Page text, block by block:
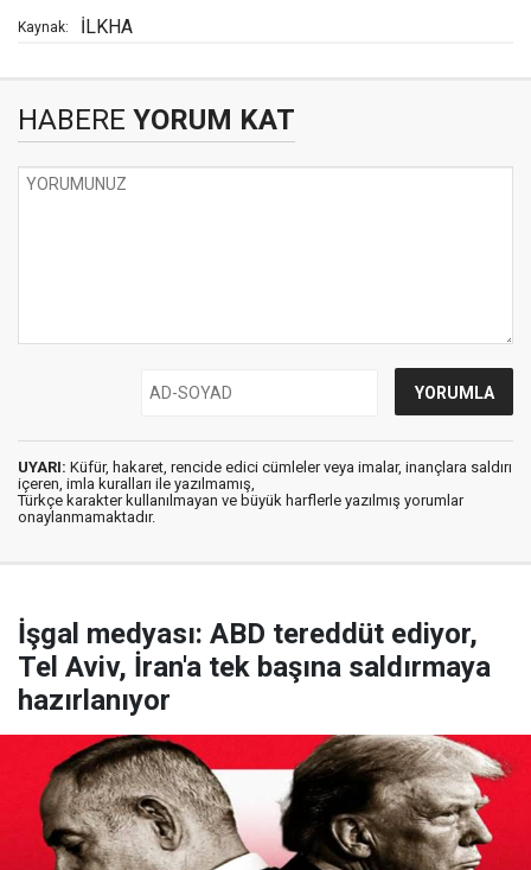
Kaynak: İLKHA
HABERE YORUM KAT
UYARI: Küfür, hakaret, rencide edici cümleler veya imalar, inançlara saldırı
içeren, imla kuralları ile yazılmamış,
Türkçe karakter kullanılmayan ve büyük harflerle yazılmış yorumlar
onaylanmamaktadır.
İşgal medyası: ABD tereddüt ediyor,
Tel Aviv, İran'a tek başına saldırmaya
hazırlanıyor